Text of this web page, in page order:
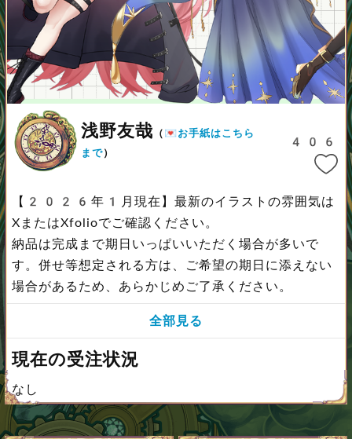
浅野友哉 （ 💌お手紙はこちら
まで）
406
【2026年1月現在】最新のイラストの雰囲気は
XまたはXfolioでご確認ください。
納品は完成まで期日いっぱいいただく場合が多いで
す。併せ等想定される方は、ご希望の期日に添えない
場合があるため、あらかじめご了承ください。
全部見る
現在の受注状況
なし